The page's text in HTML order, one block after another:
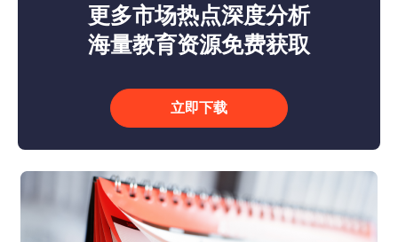
更多市场热点深度分析
海量教育资源免费获取
立即下载